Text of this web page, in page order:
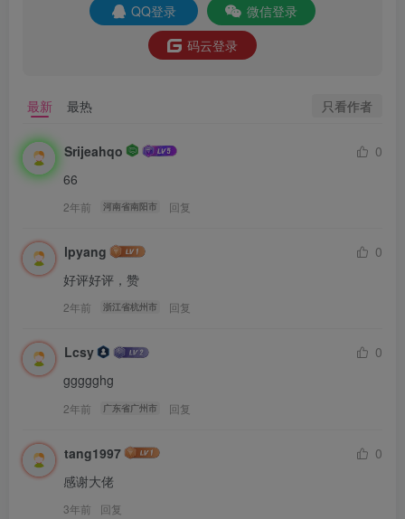
QQ登录
微信登录
码云登录
最新 最热 只看作者
Srijeahqo
0
66
2年前 河南省南阳市 回复
lpyang
0
好评好评，赞
2年前 浙江省杭州市 回复
Lcsy
0
ggggghg
2年前 广东省广州市 回复
tang1997
0
感谢大佬
3年前 回复